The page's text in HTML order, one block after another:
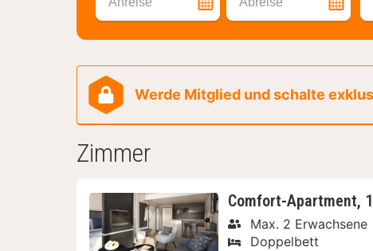
Werde Mitglied und schalte
Zimmer
Comfort-Apartment,
Max. 2 Erwachsene
Doppelbett